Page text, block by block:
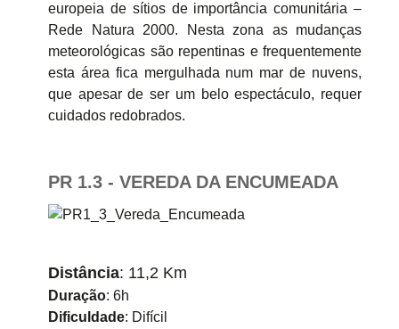
europeia de sítios de importância comunitária –
Rede Natura 2000. Nesta zona as mudanças
meteorológicas são repentinas e frequentemente
esta área fica mergulhada num mar de nuvens,
que apesar de ser um belo espectáculo, requer
cuidados redobrados.
PR 1.3 - VEREDA DA ENCUMEADA
Distância: 11,2 Km
Duração: 6h
Dificuldade: Difícil